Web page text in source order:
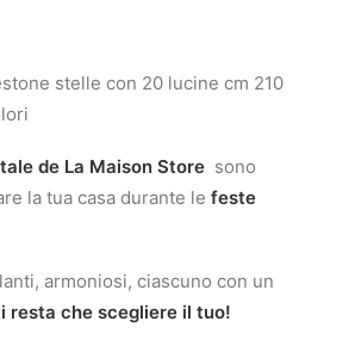
stelle con 20 lucine cm 210
de La Maison Store sono
la tua casa durante le feste
armoniosi, ciascuno con un
resta che scegliere il tuo!